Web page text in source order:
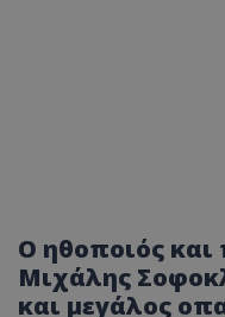
Ο ηθοποιός
Μιχάλης
και μεγάλος